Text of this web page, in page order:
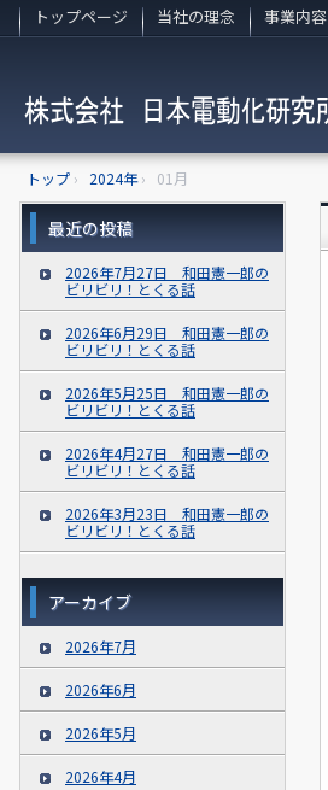
トップページ 当社の理念 事業内容
トップ › 2024年› 01月
最近の投稿
2026年7月27日 和田憲一郎の
ビリビリ！とくる話
2026年6月29日 和田憲一郎の
ビリビリ！とくる話
2026年5月25日 和田憲一郎の
ビリビリ！とくる話
2026年4月27日 和田憲一郎の
ビリビリ！とくる話
2026年3月23日 和田憲一郎の
ビリビリ！とくる話
アーカイブ
2026年7月
2026年6月
2026年5月
2026年4月